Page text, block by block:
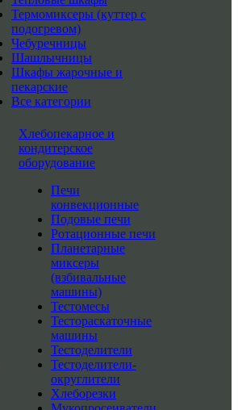
Термомиксеры (куттер с
подогревом)
Чебуречницы
Шашлычницы
Шкафы жарочные и
пекарские
Все категории
Хлебопекарное и
кондитерское
оборудование
Печи
конвекционные
Подовые печи
Ротационные печи
Планетарные
миксеры
(взбивальные
машины)
Тестомесы
Тестораскаточные
машины
Тестоделители
Тестоделители-
округлители
Хлеборезки